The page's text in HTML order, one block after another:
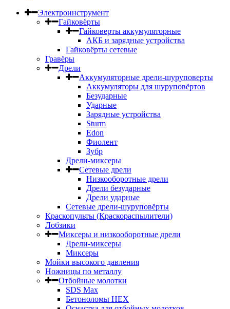
Электроинструмент
Гайковёрты
Гайковерты аккумуляторные
АКБ и зарядные устройства
Гайковёрты сетевые
Гравёры
Дрели
Аккумуляторные дрели-шуруповерты
Аккумуляторы для шуруповёртов
Безударные
Ударные
Зарядные устройства
Sturm
Edon
Фиолент
Зубр
Дрели-миксеры
Сетевые дрели
Низкооборотные дрели
Дрели безударные
Дрели ударные
Сетевые дрели-шуруповёрты
Краскопульты (Краскораспылители)
Лобзики
Миксеры и низкооборотные дрели
Дрели-миксеры
Миксеры
Мойки высокого давления
Ножницы по металлу
Отбойные молотки
SDS Max
Бетоноломы HEX